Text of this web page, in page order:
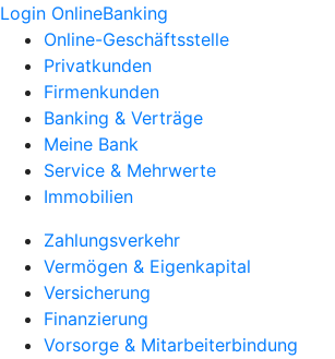
Login OnlineBanking
Online-Geschäftsstelle
Privatkunden
Firmenkunden
Banking & Verträge
Meine Bank
Service & Mehrwerte
Immobilien
Zahlungsverkehr
Vermögen & Eigenkapital
Versicherung
Finanzierung
Vorsorge & Mitarbeiterbindung